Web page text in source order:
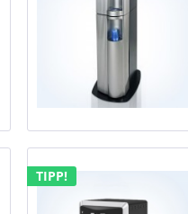
TIPP!